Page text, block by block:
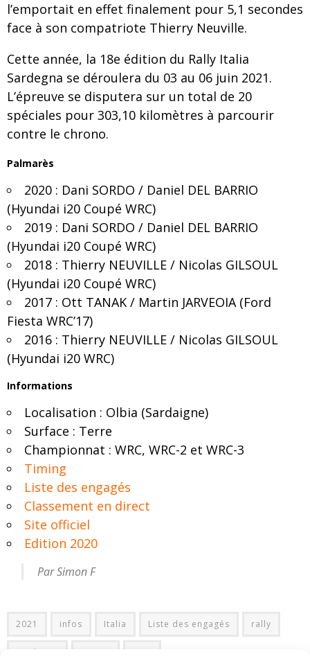
l’emportait en effet finalement pour 5,1 secondes
face à son compatriote Thierry Neuville.
Cette année, la 18e édition du Rally Italia
Sardegna se déroulera du 03 au 06 juin 2021.
L’épreuve se disputera sur un total de 20
spéciales pour 303,10 kilomètres à parcourir
contre le chrono.
Palmarès
2020 : Dani SORDO / Daniel DEL BARRIO
(Hyundai i20 Coupé WRC)
2019 : Dani SORDO / Daniel DEL BARRIO
(Hyundai i20 Coupé WRC)
2018 : Thierry NEUVILLE / Nicolas GILSOUL
(Hyundai i20 Coupé WRC)
2017 : Ott TANAK / Martin JARVEOIA (Ford
Fiesta WRC’17)
2016 : Thierry NEUVILLE / Nicolas GILSOUL
(Hyundai i20 WRC)
Informations
Localisation : Olbia (Sardaigne)
Surface : Terre
Championnat : WRC, WRC-2 et WRC-3
Timing
Liste des engagés
Classement en direct
Site officiel
Edition 2020
Par Simon F
2021 infos Italia Liste des engagés rally
Sardegna